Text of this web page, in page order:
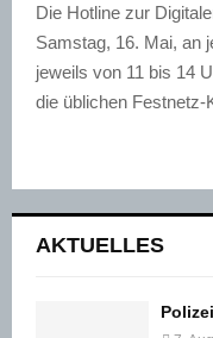
Die Hotline zur
Samstag, 16. Mai, an
jeweils von 11 bis 14
die üblichen Festnetz-
AKTUELLES